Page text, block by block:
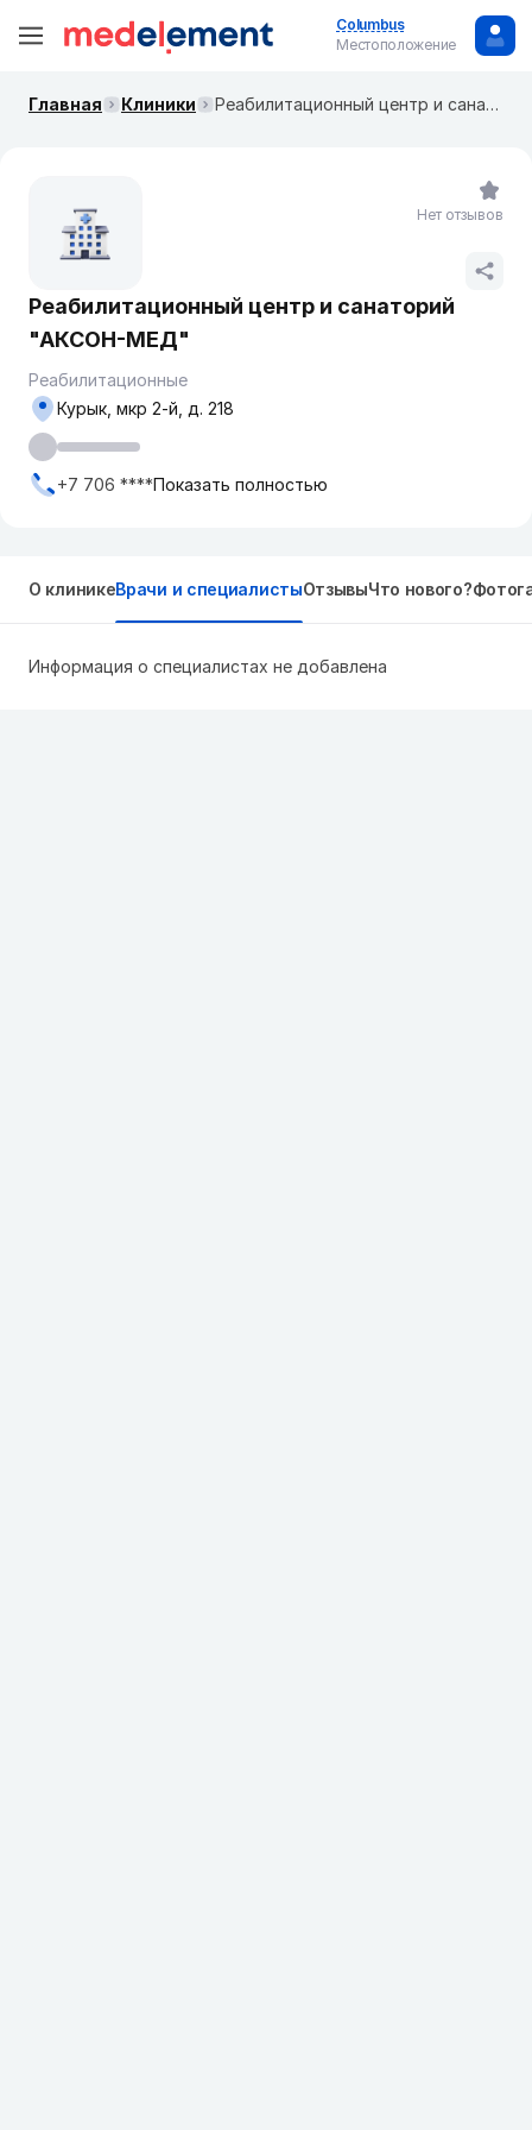
Columbus
Местоположение
Главная Клиники Реабилитационный центр и санаторий "АКСОН-МЕД"
Реабилитационный центр и санаторий
"АКСОН-МЕД"
Реабилитационные
Курык, мкр 2-й, д. 218
+7 706 ****Показать полностью
Нет отзывов
О клиникеВрачи и специалистыОтзывыЧто нового?
Информация о специалистах не добавлена